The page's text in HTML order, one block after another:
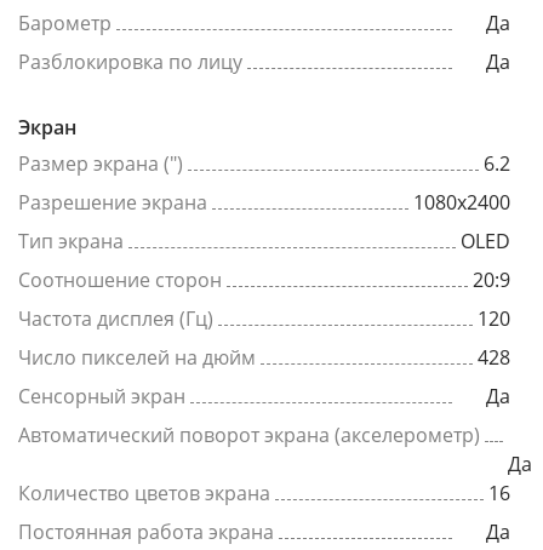
Барометр
Да
Разблокировка по лицу
Да
Экран
Размер экрана (")
6.2
Разрешение экрана
1080x2400
Тип экрана
OLED
Соотношение сторон
20:9
Частота дисплея (Гц)
120
Число пикселей на дюйм
428
Сенсорный экран
Да
Автоматический поворот экрана (акселерометр)
Да
Количество цветов экрана
16
Постоянная работа экрана
Да